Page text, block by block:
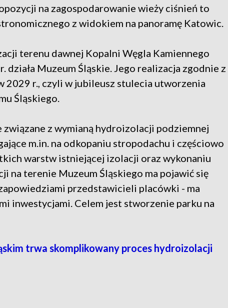
na zagospodarowanie wieży ciśnień to
z widokiem na panoramę Katowic.
terenu dawnej Kopalni Węgla Kamiennego
działa Muzeum Śląskie. Jego realizacja zgodnie z
2029 r., czyli w jubileusz stulecia utworzenia
Śląskiego.
z wymianą hydroizolacji podziemnej
m.in. na odkopaniu stropodachu i częściowo
warstw istniejącej izolacji oraz wykonaniu
na terenie Muzeum Śląskiego ma pojawić się
przedstawicieli placówki - ma
inwestycjami. Celem jest stworzenie parku na
trwa skomplikowany proces hydroizolacji